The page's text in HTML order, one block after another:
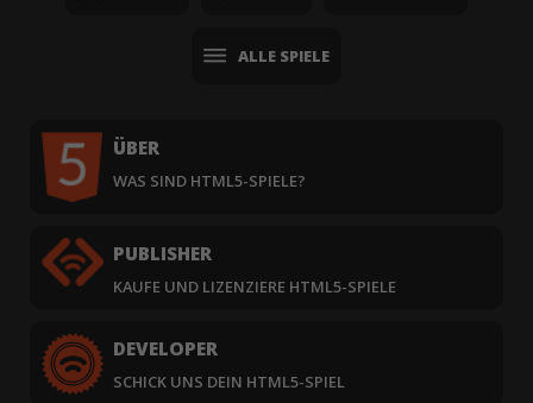
ALLE SPIELE
ÜBER
WAS SIND HTML5-SPIELE?
PUBLISHER
KAUFE UND LIZENZIERE HTML5-SPIELE
DEVELOPER
SCHICK UNS DEIN HTML5-SPIEL